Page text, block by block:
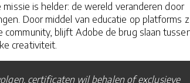
is helder: de wereld veranderen door
Door middel van educatie op platforms
community, blijft Adobe de brug slaan
creativiteit.
certificaten wil behalen of exclusieve